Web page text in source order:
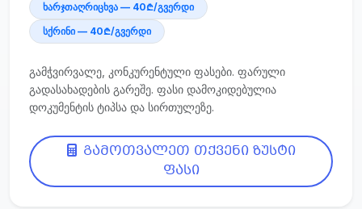
ხარჯთაღრიცხვა — 40₾/გვერდი
სქრინი — 40₾/გვერდი
გამჭვირვალე, კონკურენტული ფასები. ფარული
გადასახადების გარეშე. ფასი დამოკიდებულია
დოკუმენტის ტიპსა და სირთულეზე.
გამოთვალეთ თქვენი ზუსტი
ფასი